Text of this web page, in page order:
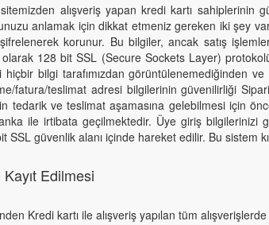
alışveriş yapan kredi kartı sahiplerinin
anlamak için dikkat etmeniz gereken iki şey
korunur. Bu bilgiler, ancak satış
olarak 128 bit SSL (Secure Sockets Layer)
bilgi tarafımızdan görüntülenemediğinden
fatura/teslimat adresi bilgilerinin güvenilirliği
tedarik ve teslimat aşamasına gelebilmesi için
ile irtibata geçilmektedir. Üye giriş
SSL güvenlik alanı içinde hareket edilir. Bu sistem
Edilmesi
Kredi kartı ile alışveriş yapılan tüm